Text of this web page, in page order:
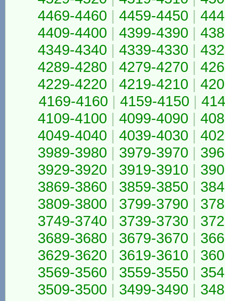
4469-4460 | 4459-4450 |
4409-4400 | 4399-4390 |
4349-4340 | 4339-4330 |
4289-4280 | 4279-4270 |
4229-4220 | 4219-4210 |
4169-4160 | 4159-4150 |
4109-4100 | 4099-4090 |
4049-4040 | 4039-4030 |
3989-3980 | 3979-3970 |
3929-3920 | 3919-3910 |
3869-3860 | 3859-3850 |
3809-3800 | 3799-3790 |
3749-3740 | 3739-3730 |
3689-3680 | 3679-3670 |
3629-3620 | 3619-3610 |
3569-3560 | 3559-3550 |
3509-3500 | 3499-3490 |